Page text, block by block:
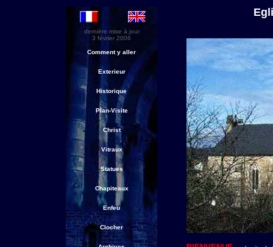
dernière mise à jour
3 février 2006
Comment y aller
Exterieur
Historique
Plan-Visite
Christ
Vitraux
Statues
Chapiteaux
Enfeu
Clocher